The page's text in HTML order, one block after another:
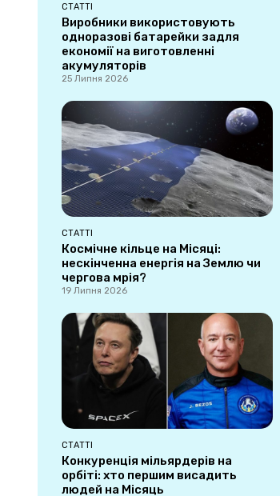
СТАТТІ
Виробники використовують
одноразові батарейки задля
економії на виготовленні
акумуляторів
25 Липня 2026
СТАТТІ
Космічне кільце на Місяці:
нескінченна енергія на Землю чи
чергова мрія?
19 Липня 2026
СТАТТІ
Конкуренція мільярдерів на
орбіті: хто першим висадить
людей на Місяць